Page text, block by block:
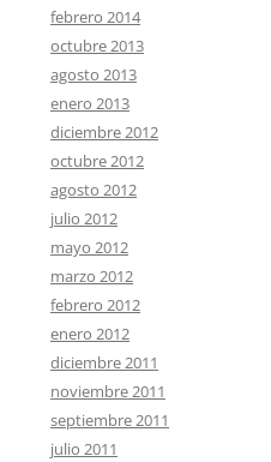
febrero 2014
octubre 2013
agosto 2013
enero 2013
diciembre 2012
octubre 2012
agosto 2012
julio 2012
mayo 2012
marzo 2012
febrero 2012
enero 2012
diciembre 2011
noviembre 2011
septiembre 2011
julio 2011